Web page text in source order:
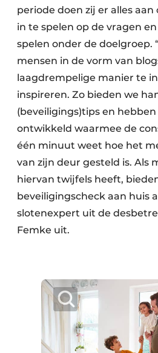
periode doen zij er alles
in te spelen op de vragen
spelen onder de doelgroep.
mensen in de vorm van
laagdrempelige manier te
inspireren. Zo bieden we
(beveiligings)tips en
ontwikkeld waarmee de
één minuut weet hoe het
van zijn deur gesteld is. Als
hiervan twijfels heeft,
beveiligingscheck aan huis
slotenexpert uit de
Femke uit.